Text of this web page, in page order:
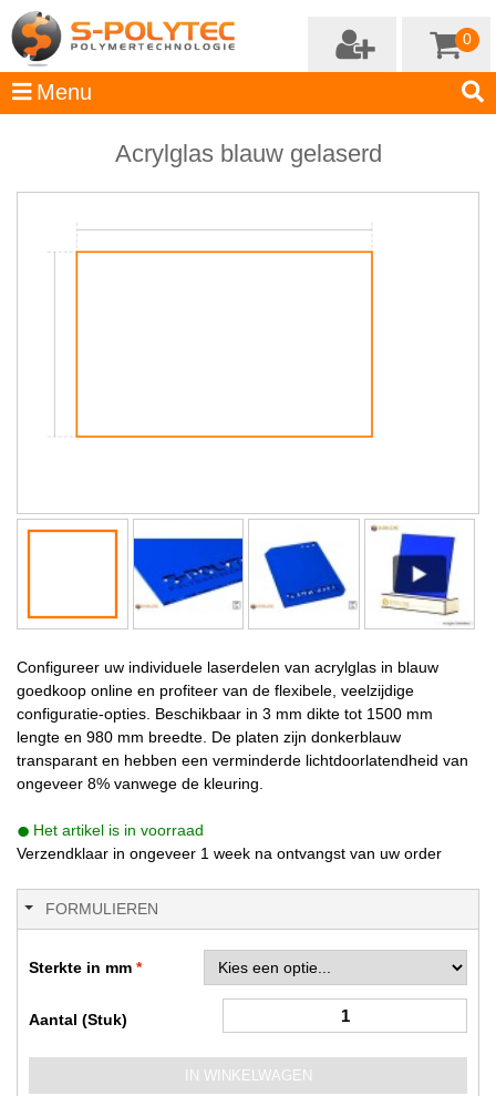
0
Acrylglas blauw gelaserd
Configureer uw individuele laserdelen van acrylglas in blauw
goedkoop online en profiteer van de flexibele, veelzijdige
configuratie-opties. Beschikbaar in 3 mm dikte tot 1500 mm
lengte en 980 mm breedte. De platen zijn donkerblauw
transparant en hebben een verminderde lichtdoorlatendheid van
ongeveer 8% vanwege de kleuring.
Het artikel is in voorraad
Verzendklaar in ongeveer 1 week na ontvangst van uw order
FORMULIEREN
Sterkte in mm
Aantal (Stuk)
IN WINKELWAGEN